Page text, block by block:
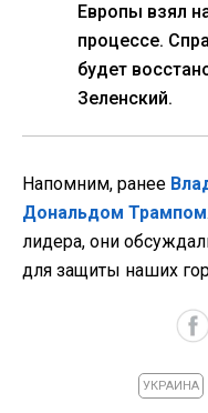
Европы взял
процессе.
будет
Зеленский.
Напомним, ранее
Дональдом Трампом
лидера, они
для защиты наших
УКРАИНА